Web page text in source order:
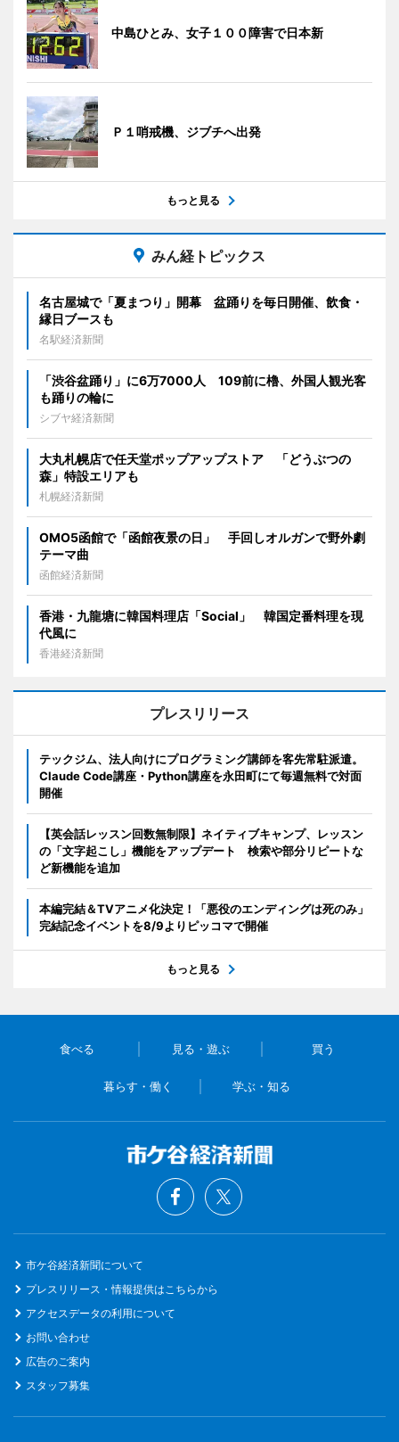
中島ひとみ、女子１００障害で日本新
Ｐ１哨戒機、ジブチへ出発
もっと見る
みん経トピックス
名古屋城で「夏まつり」開幕 盆踊りを毎日開催、飲食・
縁日ブースも
名駅経済新聞
「渋谷盆踊り」に6万7000人 109前に櫓、外国人観光客
も踊りの輪に
シブヤ経済新聞
大丸札幌店で任天堂ポップアップストア 「どうぶつの
森」特設エリアも
札幌経済新聞
OMO5函館で「函館夜景の日」 手回しオルガンで野外劇
テーマ曲
函館経済新聞
香港・九龍塘に韓国料理店「Social」 韓国定番料理を現
代風に
香港経済新聞
プレスリリース
テックジム、法人向けにプログラミング講師を客先常駐派遣。
Claude Code講座・Python講座を永田町にて毎週無料で対面
開催
【英会話レッスン回数無制限】ネイティブキャンプ、レッスン
の「文字起こし」機能をアップデート 検索や部分リピートな
ど新機能を追加
本編完結＆TVアニメ化決定！「悪役のエンディングは死のみ」
完結記念イベントを8/9よりピッコマで開催
もっと見る
食べる 見る・遊ぶ 買う
暮らす・働く 学ぶ・知る
市ケ谷経済新聞について
プレスリリース・情報提供はこちらから
アクセスデータの利用について
お問い合わせ
広告のご案内
スタッフ募集